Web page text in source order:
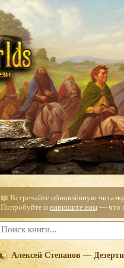
📖 Встречайте обновлённую
Попробуйте и напишите нам — что
Алексей Степанов —